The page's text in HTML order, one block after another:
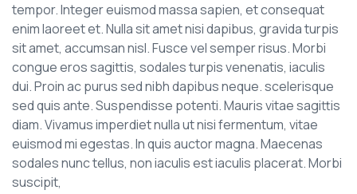
tempor. Integer euismod massa sapien, et consequat
enim laoreet et. Nulla sit amet nisi dapibus, gravida turpis
sit amet, accumsan nisl. Fusce vel semper risus. Morbi
congue eros sagittis, sodales turpis venenatis, iaculis
dui. Proin ac purus sed nibh dapibus neque. scelerisque
sed quis ante. Suspendisse potenti. Mauris vitae sagittis
diam. Vivamus imperdiet nulla ut nisi fermentum, vitae
euismod mi egestas. In quis auctor magna. Maecenas
sodales nunc tellus, non iaculis est iaculis placerat. Morbi
suscipit,